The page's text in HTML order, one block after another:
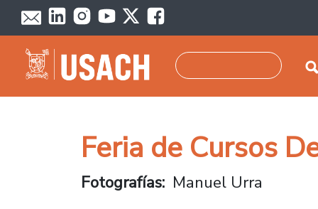
Pasar al contenido principal
Feria de Cursos
Fotografías Manuel Urra